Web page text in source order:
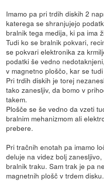
Imamo pa pri trdih diskih 2
katerega se shranjujejo
bralnik tega medija, ki pa ima
Tudi ko se bralnik pokvari,
se pokvari elektronika za
podatki še vedno
v magnetno ploščo, kar se
Pri trdih diskih je torej
tako zanesljiv, da bomo v
takem.
Plošče se še vedno da vzeti
bralnim mehanizmom ali
prebere.
Pri tračnih enotah pa imamo
deluje na videz bolj
bralnik traku. Sam trak je pa
magnetnih plošč v trdem disku.